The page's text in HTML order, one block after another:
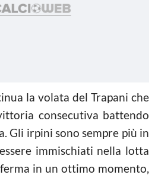
la volata del Trapani che
consecutiva battendo
Gli irpini sono sempre più in
immischiati nella lotta
in un ottimo momento,